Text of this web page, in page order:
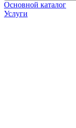
Основной каталог
Услуги